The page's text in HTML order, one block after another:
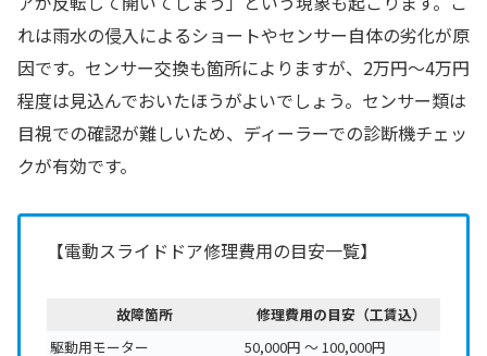
れは雨水の侵入によるショートやセンサー自体の劣化が原
因です。センサー交換も箇所によりますが、2万円〜4万円
程度は見込んでおいたほうがよいでしょう。センサー類は
目視での確認が難しいため、ディーラーでの診断機チェッ
クが有効です。
【電動スライドドア修理費用の目安一覧】
故障箇所
修理費用の目安（工賃込）
駆動用モーター
50,000円 〜 100,000円